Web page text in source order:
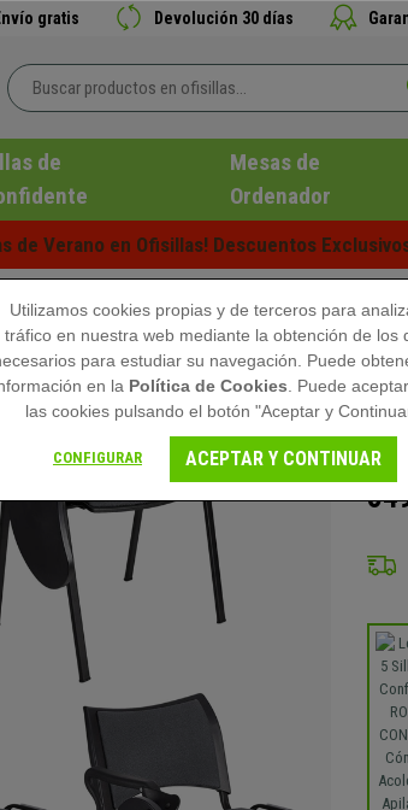
gratis Devolución 30 días
de
Mesas de
Ordenador
de Verano en Ofisillas! Descuentos
Utilizamos cookies propias y de terceros para
tráfico en nuestra web mediante la obtención de los
para estudiar su navegación. Puede
en la Política de Cookies . Puede
las cookies pulsando el botón "Aceptar y
CONFIGURAR ACEPTAR Y CONTINUAR